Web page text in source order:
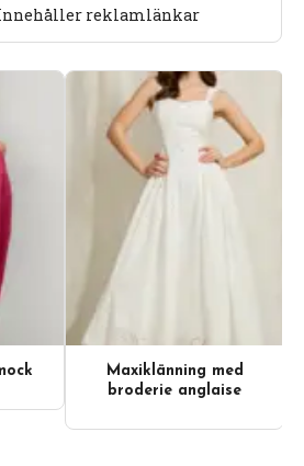
reklamlänkar
Maxiklänning med
broderie anglaise